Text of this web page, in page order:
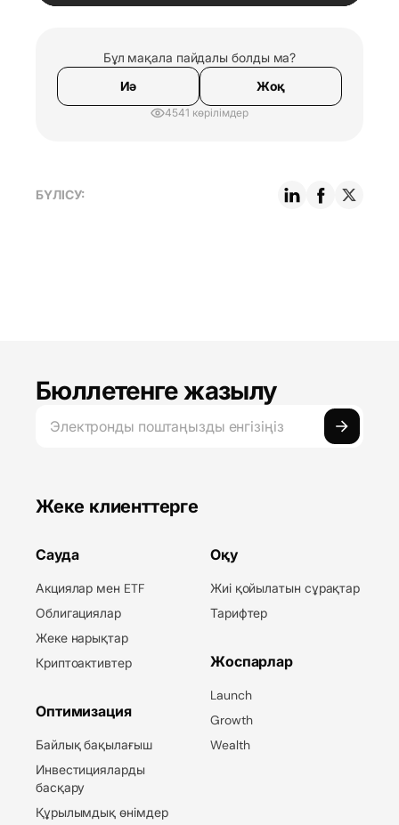
Бұл мақала пайдалы болды ма?
Иә
Жоқ
4541 көрілімдер
БҮЛІСУ:
Бюллетенге жазылу
Жеке клиенттерге
Сауда
Акциялар мен ETF
Облигациялар
Жеке нарықтар
Криптоактивтер
Оптимизация
Байлық бақылағыш
Инвестицияларды
басқару
Құрылымдық өнімдер
Оқу
Жиі қойылатын сұрақтар
Тарифтер
Жоспарлар
Launch
Growth
Wealth